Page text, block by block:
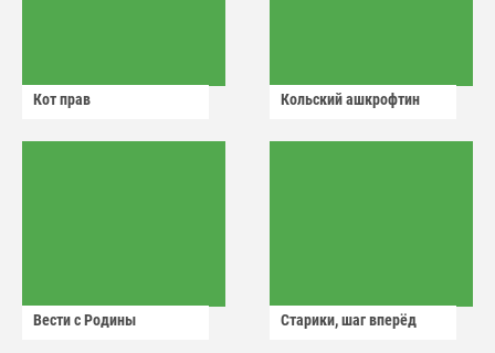
Кот прав Кольский ашкрофтин
Вести с Родины Старики, шаг вперёд